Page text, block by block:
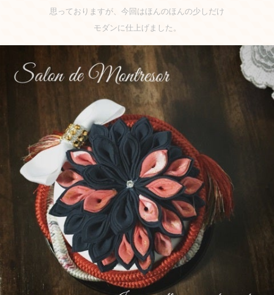
思っておりますが、今回はほんのほんの少しだけ
モダンに仕上げました。